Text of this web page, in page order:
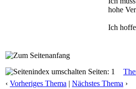
hohe
Ich
Seiten: 1
‹ Vorheriges Thema | Nächstes Thema ›